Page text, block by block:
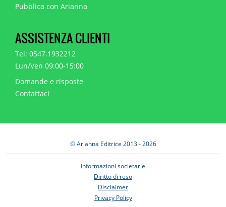
Pubblica con Arianna
ASSISTENZA CLIENTI
Tel: 0547.1932212
Lun/Ven 09:00-15:00
Domande e risposte
Contattaci
© Arianna Editrice 2013 - 2026
Informazioni societarie
Diritto di reso
Disclaimer
Privacy Policy